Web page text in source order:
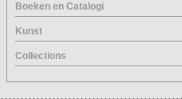
Boeken en Catalogi
Kunst
Collections